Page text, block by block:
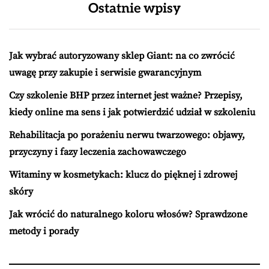
Ostatnie wpisy
Jak wybrać autoryzowany sklep Giant: na co zwrócić
uwagę przy zakupie i serwisie gwarancyjnym
Czy szkolenie BHP przez internet jest ważne? Przepisy,
kiedy online ma sens i jak potwierdzić udział w szkoleniu
Rehabilitacja po porażeniu nerwu twarzowego: objawy,
przyczyny i fazy leczenia zachowawczego
Witaminy w kosmetykach: klucz do pięknej i zdrowej
skóry
Jak wrócić do naturalnego koloru włosów? Sprawdzone
metody i porady